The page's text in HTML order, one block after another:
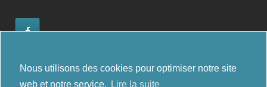
Administration des orientations
Nous utilisons des cookies pour optimiser notre site
web et notre service.
Lire la suite